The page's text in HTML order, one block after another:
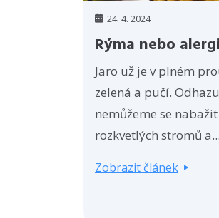
24. 4. 2024
Rýma nebo
Jaro už je v plném
zelená a pučí.
nemůžeme se
rozkvetlých stromů a...
Zobrazit článek